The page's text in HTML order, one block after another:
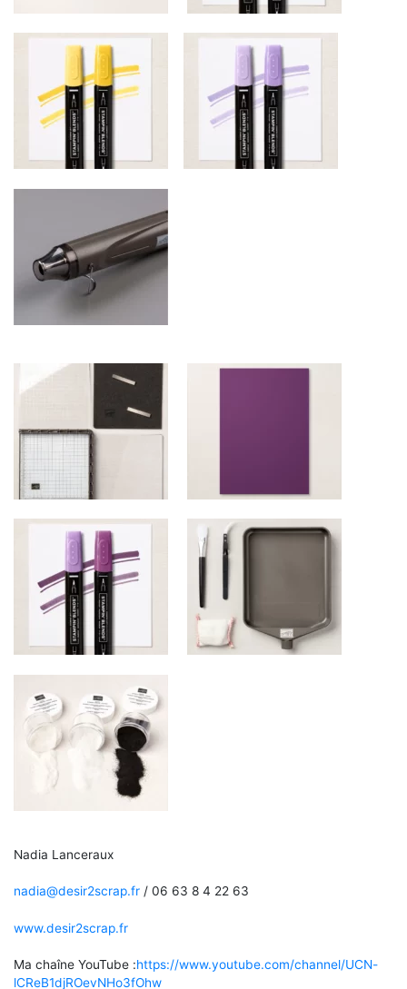
Nadia Lanceraux
nadia@desir2scrap.fr / 06 63 8 4 22 63
www.desir2scrap.fr
Ma chaîne YouTube :https://www.youtube.com/channel/UCN-
lCReB1djROevNHo3fOhw